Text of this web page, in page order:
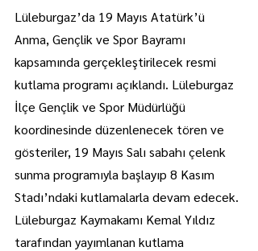
Lüleburgaz’da 19 Mayıs Atatürk’ü
Anma, Gençlik ve Spor Bayramı
kapsamında gerçekleştirilecek resmi
kutlama programı açıklandı. Lüleburgaz
İlçe Gençlik ve Spor Müdürlüğü
koordinesinde düzenlenecek tören ve
gösteriler, 19 Mayıs Salı sabahı çelenk
sunma programıyla başlayıp 8 Kasım
Stadı’ndaki kutlamalarla devam edecek.
Lüleburgaz Kaymakamı Kemal Yıldız
tarafından yayımlanan kutlama